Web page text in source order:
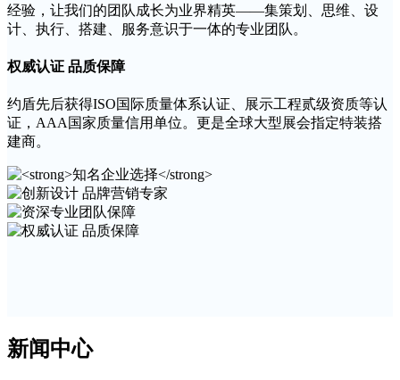
经验，让我们的团队成长为业界精英——集策划、思维、设
计、执行、搭建、服务意识于一体的专业团队。
权威认证 品质保障
约盾先后获得ISO国际质量体系认证、展示工程贰级资质等认
证，AAA国家质量信用单位。更是全球大型展会指定特装搭
建商。
新闻中心